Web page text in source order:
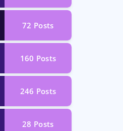
72 Posts
160 Posts
246 Posts
28 Posts